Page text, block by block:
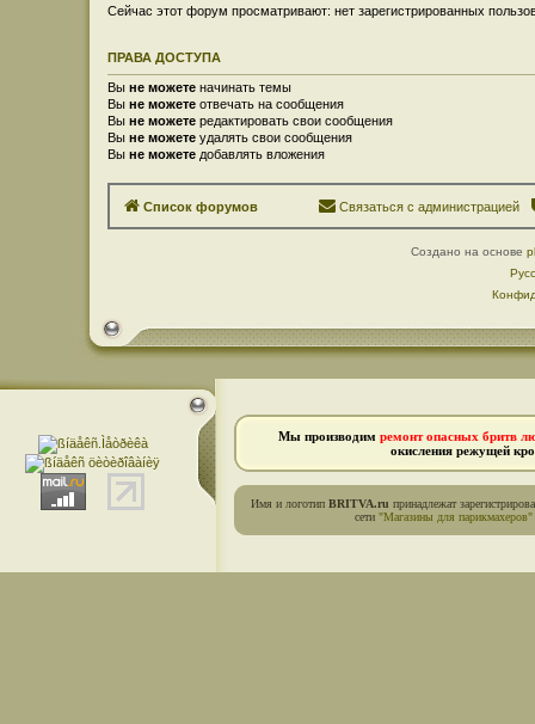
Сейчас этот форум просматривают: нет зарегистрированных
ПРАВА ДОСТУПА
Вы не можете начинать темы
Вы не можете отвечать на сообщения
Вы не можете редактировать свои сообщения
Вы не можете удалять свои сообщения
Вы не можете добавлять вложения
Список форумов Связаться с администрацией
Создано на основе
Мы производим ремонт опасных бритв
окисления режущей
Имя и логотип BRITVA.ru принадлежат
сети "Магазины для парикмахеров"